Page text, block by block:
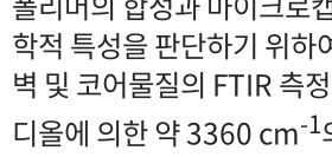
학적 특성을 판단하기 위
벽 및 코어물질의 FTIR 측
디올에 의한 약 3360 cm-1